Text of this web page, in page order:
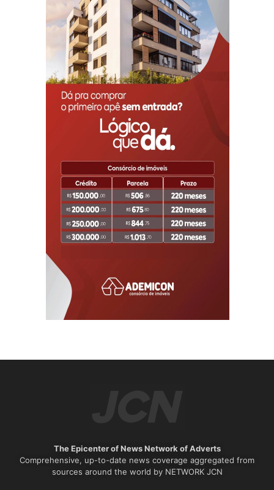
The Epicenter of News Network of Adverts
Comprehensive, up-to-date news coverage aggregated from
sources around the world by NETWORK JCN